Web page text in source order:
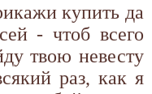
купить да
- чтоб всего
твою невесту
раз, как я